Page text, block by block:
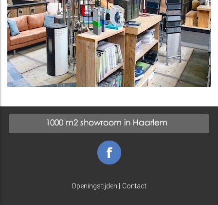
Openingstijden Contact